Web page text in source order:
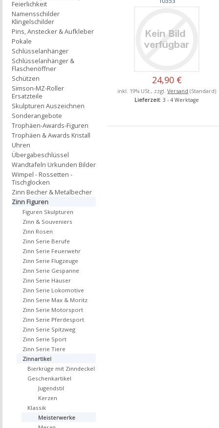
24,90 €
inkl. 19% USt., zzgl.Versand (Standard)
Lieferzeit: 3 - 4 Werktage
Feierlichkeit
Namensschilder
Klingelschilder
Pins, Anstecker & Aufkleber
Pokale
Schlüsselanhänger
Schlüsselanhänger &
Flaschenöffner
Schützen
Simson-MZ-Roller
Ersatzteile
Skulpturen Auszeichnen
Sonderangebote
Trophäen-Awards-Figuren
Trophäen & Awards Kristall
Uhren
Übergabeschlüssel
Wandtafeln Urkunden Bilder
Wimpel - Rossetten -
Tischglocken
Zinn Becher & Metalbecher
Zinn Figuren
Figuren Skulpturen
Zinn & Souveniers
Zinn Rosen
Zinn Serie Berufe
Zinn Serie Feuerwehr
Zinn Serie Flugzeuge
Zinn Serie Gespanne
Zinn Serie Häuser
Zinn Serie Lokomotive
Zinn Serie Max & Moritz
Zinn Serie Motorsport
Zinn Serie Pferdesport
Zinn Serie Spitzweg
Zinn Serie Sport
Zinn Serie Tiere
Zinnartikel
Bierkrüge mit Zinndeckel
Geschenkartikel
Jugendstil
Kerzen
Klassik
Meisterwerke